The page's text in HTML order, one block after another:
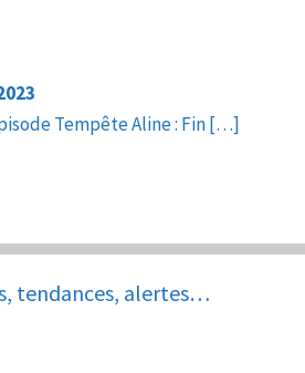
Tempête Aline : Fin[…]
tendances, alertes…